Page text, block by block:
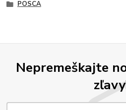
POSCA
Nepremeškajte